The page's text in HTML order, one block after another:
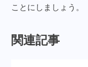
ことにしましょう。
関連記事